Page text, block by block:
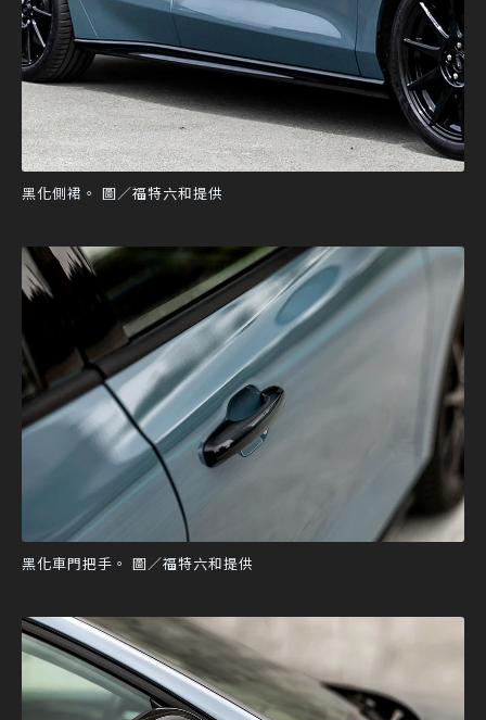
黑化側裙。 圖／福特六和提供
黑化車門把手。 圖／福特六和提供